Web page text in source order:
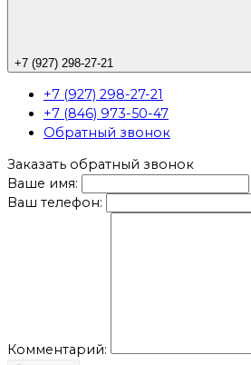
+7 (927) 298-27-21
+7 (927) 298-27-21
+7 (846) 973-50-47
Обратный звонок
Заказать обратный звонок
Ваше имя:
Ваш телефон:
Комментарий: